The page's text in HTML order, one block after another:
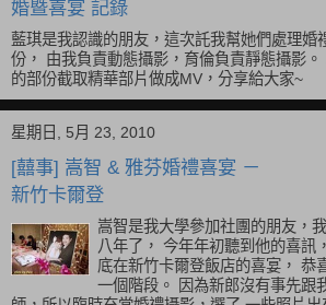
[婚攝] 990516 朝正 & 藍琪 訂結
婚暨喜宴 記錄
藍琪是我認識的朋友，這次託我幫她們處理婚
份， 由我負責動態攝影，育倫負責靜態攝影
的部份截取精華部片做成MV，分享給大家~
星期日, 5月 23, 2010
[囍事] 嵩智 & 雅芬婚禮喜宴 －
新竹卡爾登
嵩智是我大學參加社團的朋友，